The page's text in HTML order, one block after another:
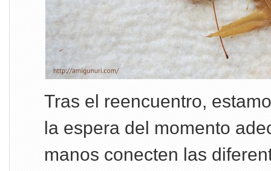
Tras el reencuentro,
la espera del momento
manos conecten las